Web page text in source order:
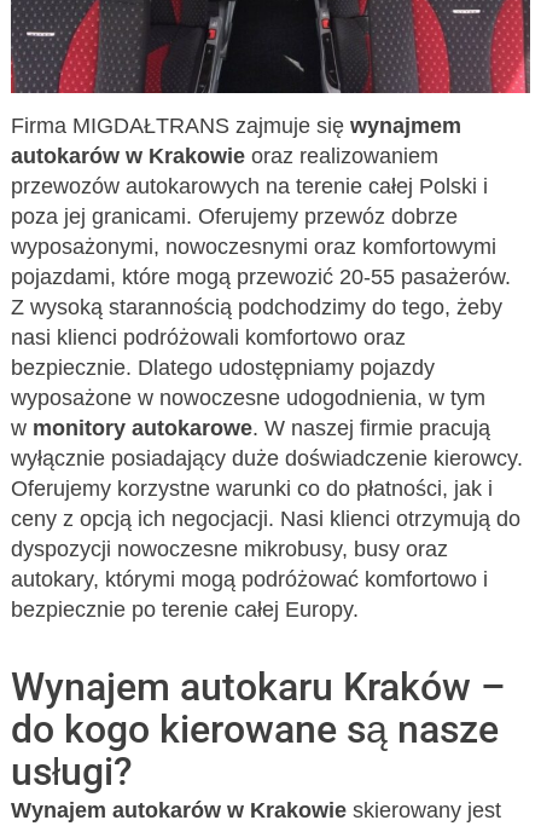
Firma MIGDAŁTRANS zajmuje sięwynajmem
autokarów w Krakowieoraz realizowaniem
przewozów autokarowych na terenie całej Polski i
poza jej granicami. Oferujemy przewóz dobrze
wyposażonymi, nowoczesnymi oraz komfortowymi
pojazdami, które mogą przewozić 20-55 pasażerów.
Z wysoką starannością podchodzimy do tego, żeby
nasi klienci podróżowali komfortowo oraz
bezpiecznie. Dlatego udostępniamy pojazdy
wyposażone w nowoczesne udogodnienia, w tym
w monitory autokarowe. W naszej firmie pracują
wyłącznie posiadający duże doświadczenie kierowcy.
Oferujemy korzystne warunki co do płatności, jak i
ceny z opcją ich negocjacji. Nasi klienci otrzymują do
dyspozycji nowoczesne mikrobusy, busy oraz
autokary, którymi mogą podróżować komfortowo i
bezpiecznie po terenie całej Europy.
Wynajem autokaru Kraków –
do kogo kierowane są nasze
usługi?
Wynajem autokarów w Krakowieskierowany jest